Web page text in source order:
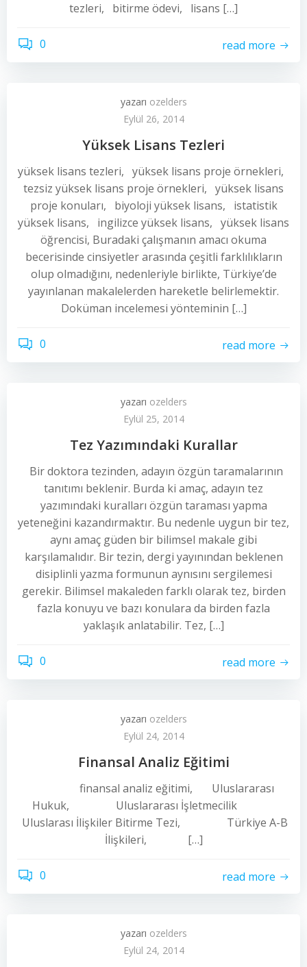
tezleri, bitirme ödevi, lisans […]
0 read more
yazarı ozelders
Eylül 26, 2014
Yüksek Lisans Tezleri
yüksek lisans tezleri, yüksek lisans proje örnekleri,
tezsiz yüksek lisans proje örnekleri, yüksek lisans
proje konuları, biyoloji yüksek lisans, istatistik
yüksek lisans, ingilizce yüksek lisans, yüksek lisans
öğrencisi, Buradaki çalışmanın amacı okuma
becerisinde cinsiyetler arasında çeşitli farklılıkların
olup olmadığını, nedenleriyle birlikte, Türkiye’de
yayınlanan makalelerden hareketle belirlemektir.
Doküman incelemesi yönteminin […]
0 read more
yazarı ozelders
Eylül 25, 2014
Tez Yazımındaki Kurallar
Bir doktora tezinden, adayın özgün taramalarının
tanıtımı beklenir. Burda ki amaç, adayın tez
yazımındaki kuralları özgün taraması yapma
yeteneğini kazandırmaktır. Bu nedenle uygun bir tez,
aynı amaç güden bir bilimsel makale gibi
karşılamalıdır. Bir tezin, dergi yayınından beklenen
disiplinli yazma formunun aynısını sergilemesi
gerekir. Bilimsel makaleden farklı olarak tez, birden
fazla konuyu ve bazı konulara da birden fazla
yaklaşık anlatabilir. Tez, […]
0 read more
yazarı ozelders
Eylül 24, 2014
Finansal Analiz Eğitimi
finansal analiz eğitimi, Uluslararası
Hukuk, Uluslararası İşletmecilik
Uluslarası İlişkiler Bitirme Tezi, Türkiye A-B
İlişkileri, […]
0 read more
yazarı ozelders
Eylül 24, 2014